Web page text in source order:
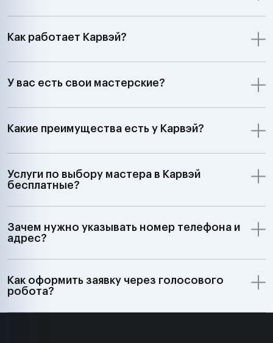
Как работает Карвэй?
У вас есть свои мастерские?
Какие преимущества есть у Карвэй?
Услуги по выбору мастера в Карвэй
бесплатные?
Зачем нужно указывать номер телефона и
адрес?
Как оформить заявку через голосового
робота?